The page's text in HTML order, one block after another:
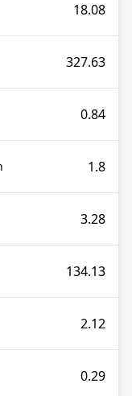
18.08
327.63
0.84
1.8
3.28
134.13
2.12
0.29